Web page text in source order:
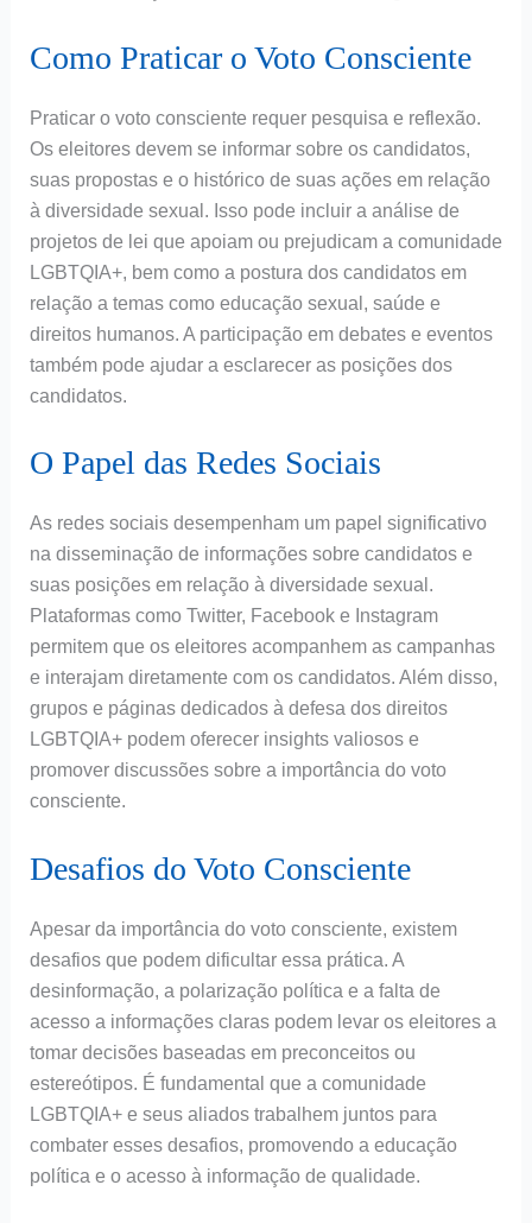
Como Praticar o Voto Consciente
Praticar o voto consciente requer pesquisa e reflexão.
Os eleitores devem se informar sobre os candidatos,
suas propostas e o histórico de suas ações em relação
à diversidade sexual. Isso pode incluir a análise de
projetos de lei que apoiam ou prejudicam a comunidade
LGBTQIA+, bem como a postura dos candidatos em
relação a temas como educação sexual, saúde e
direitos humanos. A participação em debates e eventos
também pode ajudar a esclarecer as posições dos
candidatos.
O Papel das Redes Sociais
As redes sociais desempenham um papel significativo
na disseminação de informações sobre candidatos e
suas posições em relação à diversidade sexual.
Plataformas como Twitter, Facebook e Instagram
permitem que os eleitores acompanhem as campanhas
e interajam diretamente com os candidatos. Além disso,
grupos e páginas dedicados à defesa dos direitos
LGBTQIA+ podem oferecer insights valiosos e
promover discussões sobre a importância do voto
consciente.
Desafios do Voto Consciente
Apesar da importância do voto consciente, existem
desafios que podem dificultar essa prática. A
desinformação, a polarização política e a falta de
acesso a informações claras podem levar os eleitores a
tomar decisões baseadas em preconceitos ou
estereótipos. É fundamental que a comunidade
LGBTQIA+ e seus aliados trabalhem juntos para
combater esses desafios, promovendo a educação
política e o acesso à informação de qualidade.